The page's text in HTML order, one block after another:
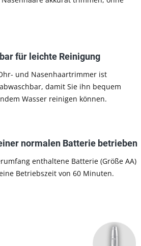
für leichte Reinigung
und Nasenhaartrimmer ist
damit Sie ihn bequem
Wasser reinigen können.
normalen Batterie betrieben
enthaltene Batterie (Größe AA)
Betriebszeit von 60 Minuten.